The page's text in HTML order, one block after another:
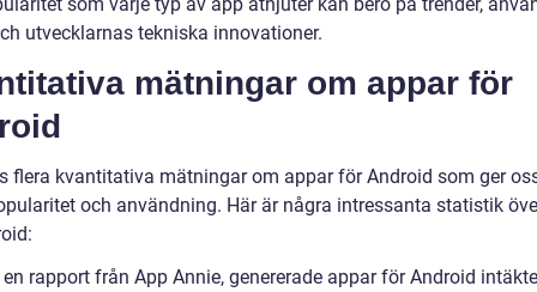
utvecklarnas tekniska innovationer.
mätningar om appar för
flera kvantitativa mätningar om appar för Android som ger
och användning. Här är några intressanta statistik
rapport från App Annie, genererade appar för Android